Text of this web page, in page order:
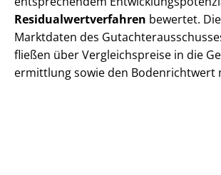
Re­si­du­al­wert­ver­fah­ren bewertet.
Marktdaten des
fließen über Ver­gleichs­prei­se in die
ermitt­lung sowie den Bodenrichtwert